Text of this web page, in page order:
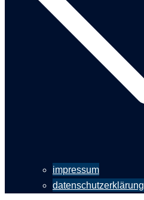
impressum
datenschutzerklärung